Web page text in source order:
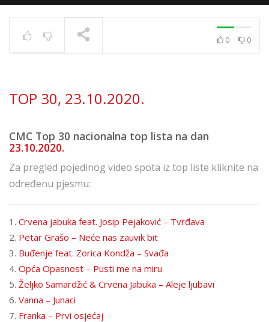
0 0
TOP 30, 23.10.2020.
CMC Top 30 nacionalna top lista na dan
23.10.2020.
Za pregled pojedinog video spota iz top liste kliknite na
određenu pjesmu:
1. Crvena jabuka feat. Josip Pejaković – Tvrđava
2. Petar Grašo – Neće nas zauvik bit
3. Buđenje feat. Zorica Kondža – Svađa
4. Opća Opasnost – Pusti me na miru
5. Željko Samardžić & Crvena Jabuka – Aleje ljubavi
6. Vanna – Junaci
7. Franka – Prvi osjećaj